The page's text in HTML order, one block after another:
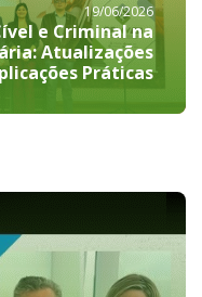
19/06/2026
e Criminal na
Atualizações
Práticas